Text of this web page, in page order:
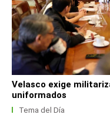
Velasco exige
uniformados
Tema del Día